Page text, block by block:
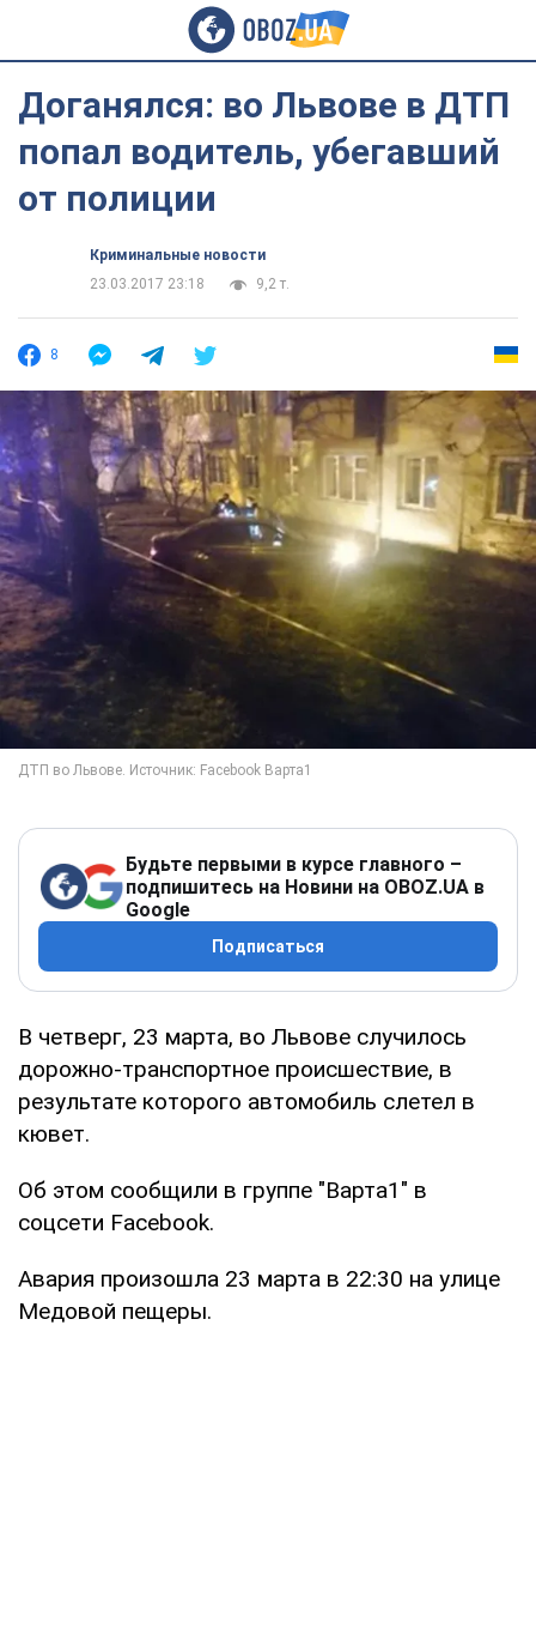
Доганялся: во Львове в ДТП
попал водитель, убегавший
от полиции
Криминальные новости
23.03.2017 23:18
9,2 т.
8
Будьте первыми в курсе главного –
подпишитесь на Новини на OBOZ.UA в
Google
Подписаться
В четверг, 23 марта, во Львове случилось
дорожно-транспортное происшествие, в
результате которого автомобиль слетел в
кювет.
Об этом сообщили в группе "Варта1" в
соцсети Facebook.
Авария произошла 23 марта в 22:30 на улице
Медовой пещеры.